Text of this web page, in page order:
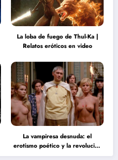
La loba de fuego de Thul-Ka |
Relatos eróticos en video
La vampiresa desnuda: el
erotismo poético y la revolución
psicodélica de Jean Rollin